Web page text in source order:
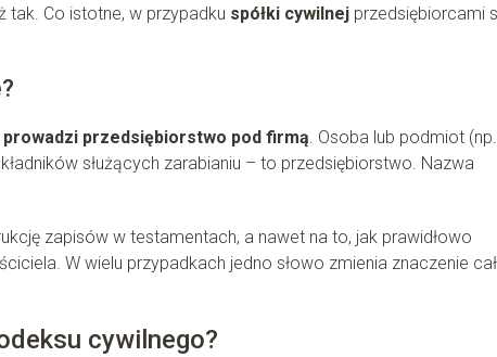
tak. Co istotne, w przypadku spółki cywilnej przedsiębiorcami
przedsiębiorstwo pod firmą. Osoba lub podmiot (np.
służących zarabianiu – to przedsiębiorstwo. Nazwa
zapisów w testamentach, a nawet na to, jak prawidłowo
W wielu przypadkach jedno słowo zmienia znaczenie
cywilnego?